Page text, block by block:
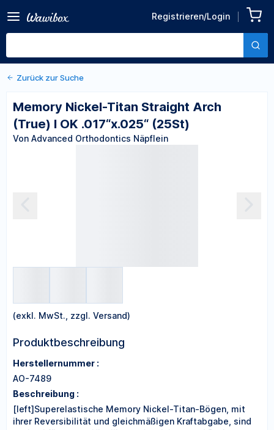
Registrieren/Login
.017“x.025“ (25St)
Von Advanced Orthodontics
Zurück zur Suche
Memory Nickel-Titan Straight Arch
(True) I OK .017“x.025“ (25St)
Von Advanced Orthodontics Näpflein
(exkl. MwSt., zzgl. Versand)
Produktbeschreibung
Herstellernummer :
AO-7489
Beschreibung :
[left]Superelastische Memory Nickel-Titan-Bögen, mit
ihrer Reversibilität und gleichmäßigen Kraftabgabe, sind